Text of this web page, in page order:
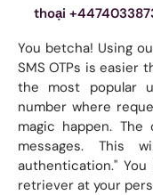
thoại
You betcha! Using
SMS OTPs is easier
the most popular
number where
magic happen.
messages. This
authentication."
retriever at your